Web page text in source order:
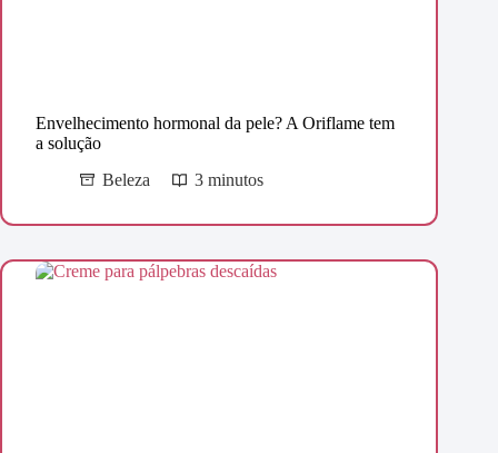
Envelhecimento hormonal da pele? A Oriflame tem
a solução
Beleza
3 minutos